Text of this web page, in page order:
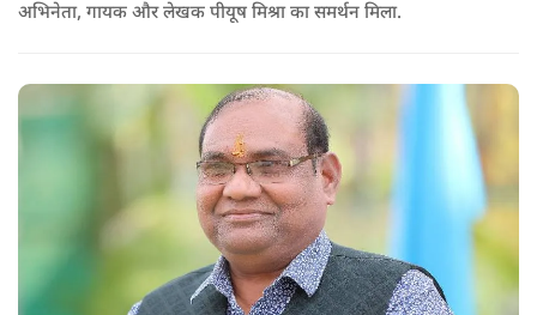
अभिनेता, गायक और लेखक पीयूष मिश्रा का समर्थन मिला.